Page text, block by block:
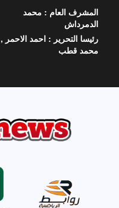
المحتوى
المشرف العام : محمد
الدمرداش
رئيسا التحرير : احمد الاحمر ,
محمد قطب